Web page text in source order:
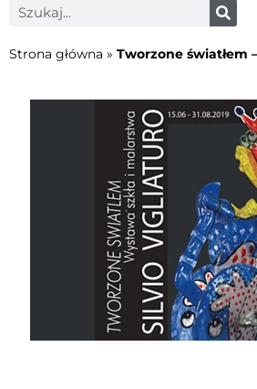
Strona główna » Tworzone światłem